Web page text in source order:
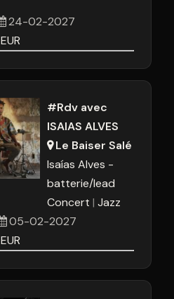
24-02-2027
EUR
#Rdv avec
ISAIAS ALVES
Le Baiser Salé
Isaías Alves -
batterie/lead
Concert Jazz
05-02-2027
EUR